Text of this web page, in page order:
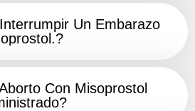
Un Embarazo
Con Misoprostol